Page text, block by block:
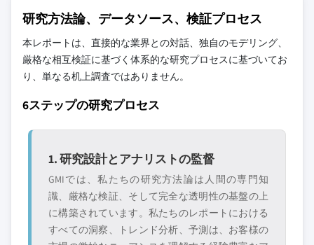
研究方法論、データソース、検証プロセス
本レポートは、直接的な業界との対話、独自のモデリング、
厳格な相互検証に基づく体系的な研究プロセスに基づいてお
り、単なる机上調査ではありません。
6ステップの研究プロセス
1. 研究設計とアナリストの監督
GMIでは、私たちの研究方法論は人間の専門知
識、厳格な検証、そして完全な透明性の基盤の上
に構築されています。私たちのレポートにおける
すべての洞察、トレンド分析、予測は、お客様の